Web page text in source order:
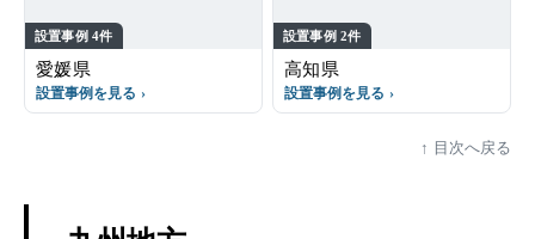
設置事例 4件
愛媛県
設置事例を見る
設置事例 2件
高知県
設置事例を見る
目次へ戻る